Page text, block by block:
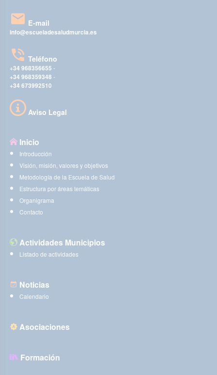
E-mail
info@escueladesaludmurcia.es
Teléfono
+34 968356655 -
+34 968359348 -
+34 673992510
Aviso Legal
Inicio
Introducción
Visión, misión, valores y objetivos
Metodología de la Escuela de Salud
Estructura por áreas temáticas
Organigrama
Contacto
Actividades Municipios
Listado de actividades
Noticias
Calendario
Asociaciones
Formación